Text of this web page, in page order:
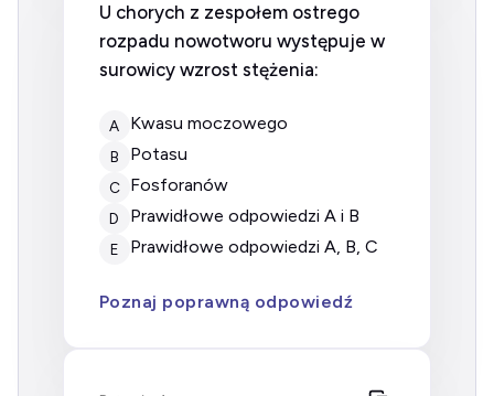
U chorych z zespołem ostrego
rozpadu nowotworu występuje w
surowicy wzrost stężenia:
A kwasu moczowego
B potasu
C fosforanów
D prawidłowe odpowiedzi A i B
E prawidłowe odpowiedzi A, B, C
Poznaj poprawną odpowiedź